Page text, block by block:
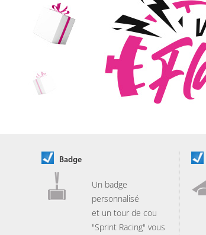
Badge
Un badge
personnalisé
et un tour de cou
"Sprint Racing" vous